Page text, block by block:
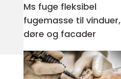
Ms fuge fleksibel
fugemasse til vinduer,
døre og facader